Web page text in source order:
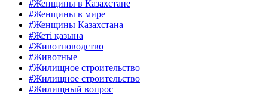
#Женщины в Казахстане
#Женщины в мире
#Женщины Казахстана
#Жеті қазына
#Животноводство
#Животные
#Жилищное строительство
#Жилищное строительство
#Жилищный вопрос